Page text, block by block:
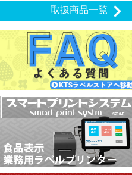
取扱商品一覧